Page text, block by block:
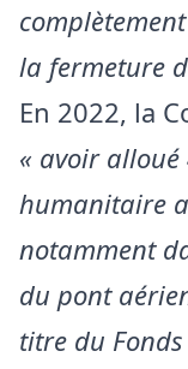
la fermeture
En 2022, la
« avoir alloué
humanitaire
notamment
du pont
titre du